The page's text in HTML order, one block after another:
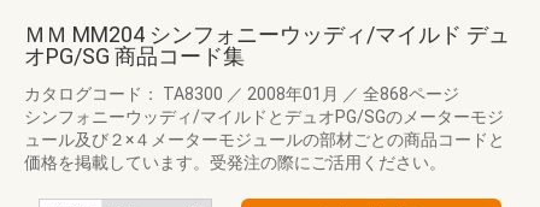
ＭＭ MM204 シンフォニーウッディ/マイルド デュ
オPG/SG 商品コード集
カタログコード： TA8300 ／ 2008年01月 ／ 全868ページ
シンフォニーウッディ/マイルドとデュオPG/SGのメーターモジ
ュール及び２×４メーターモジュールの部材ごとの商品コードと
価格を掲載しています。受発注の際にご活用ください。